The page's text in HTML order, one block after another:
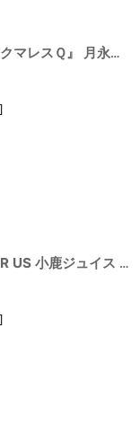
] あんさんぶるスターズ!! あんスタ風 『クマクマレスＱ』 月永レオ 仁兔なずな 姫宮桃李 遊木真 名都神無 ルーム衣装 コスプレ衣装
]
あんさんぶるスターズ！！ MELLOW DEAR US 小鹿ジュイス 甘楽チトセ コスプレ衣装
]